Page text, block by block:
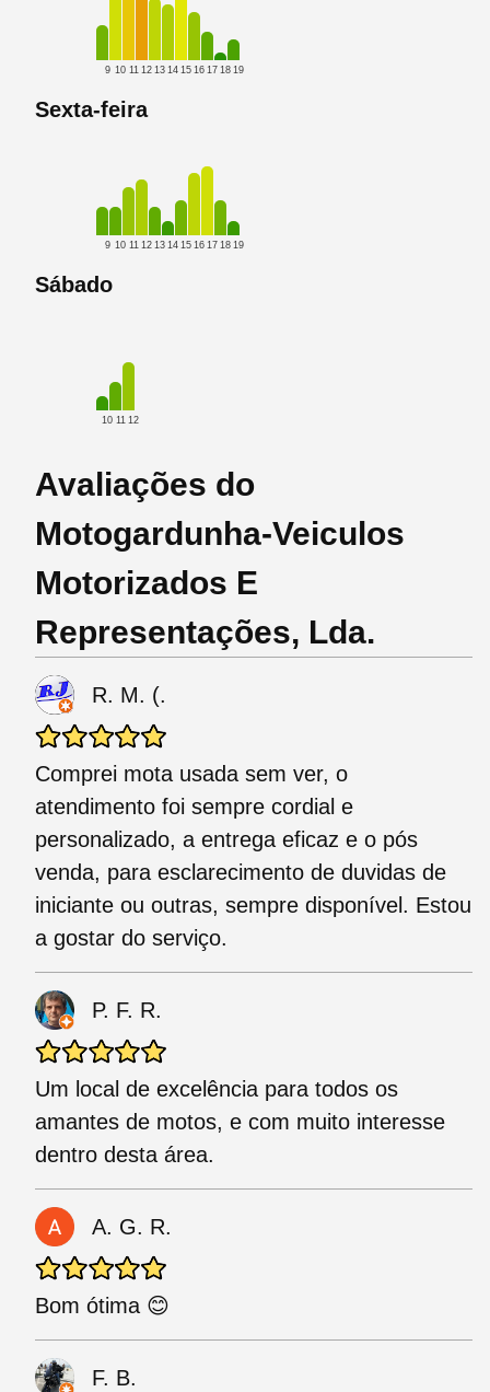
9 10 11 12 13 14 15 16 17 18 19
Sexta-feira
9 10 11 12 13 14 15 16 17 18 19
Sábado
10 11 12
Avaliações do
Motogardunha-Veiculos
Motorizados E
Representações, Lda.
R. M. (.
Comprei mota usada sem ver, o
atendimento foi sempre cordial e
personalizado, a entrega eficaz e o pós
venda, para esclarecimento de duvidas de
iniciante ou outras, sempre disponível. Estou
a gostar do serviço.
P. F. R.
Um local de excelência para todos os
amantes de motos, e com muito interesse
dentro desta área.
A. G. R.
Bom ótima 😊
F. B.